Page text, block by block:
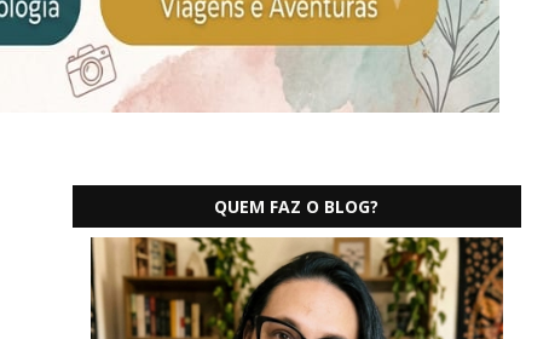
QUEM FAZ O BLOG?